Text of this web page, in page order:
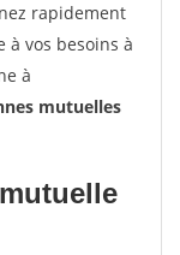
rapidement
vos besoins à
à
mutuelles